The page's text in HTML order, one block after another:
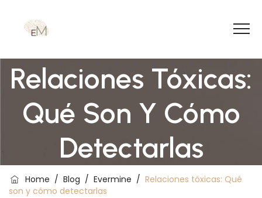
Relaciones Tóxicas:
Qué Son Y Cómo
Detectarlas
Home / Blog / Evermine / Relaciones tóxicas: Qué
son y cómo detectarlas